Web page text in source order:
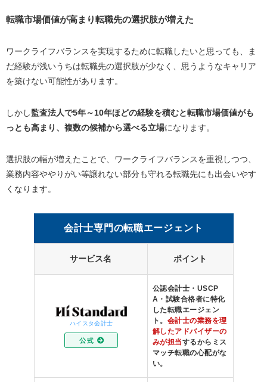
転職市場価値が高まり転職先の選択肢が増えた
ワークライフバランスを実現するために転職したいと思っても、ま
だ経験が浅いうちは転職先の選択肢が少なく、思うようなキャリア
を築けない可能性があります。
しかし監査法人で5年～10年ほどの経験を積むと転職市場価値がも
っとも高まり、複数の候補から選べる立場になります。
選択肢の幅が増えたことで、ワークライフバランスを重視しつつ、
業務内容ややりがい等譲れない部分も守れる転職先にも出会いやす
くなります。
会計士専門の転職エージェント
サービス名 ポイント
ハイスタ会計士
公認会計士・USCP
A・試験合格者に特化
した転職エージェン
ト。 会計士の業務を理
解したアドバイザーの
みが担当するからミス
マッチ転職の心配がな
い。